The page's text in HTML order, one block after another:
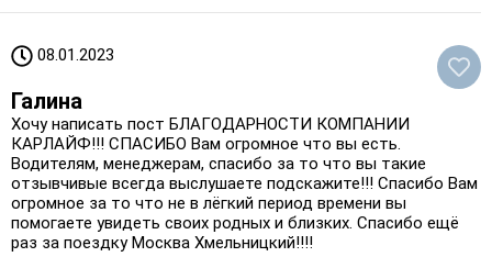
08.01.2023
Галина
Хочу написать пост БЛАГОДАРНОСТИ КОМПАНИИ
КАРЛАЙФ!!! СПАСИБО Вам огромное что вы есть.
Водителям, менеджерам, спасибо за то что вы такие
отзывчивые всегда выслушаете подскажите!!! Спасибо Вам
огромное за то что не в лёгкий период времени вы
помогаете увидеть своих родных и близких. Спасибо ещё
раз за поездку Москва Хмельницкий!!!!